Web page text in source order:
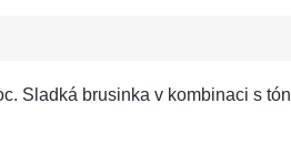
Sladká brusinka v kombinaci s